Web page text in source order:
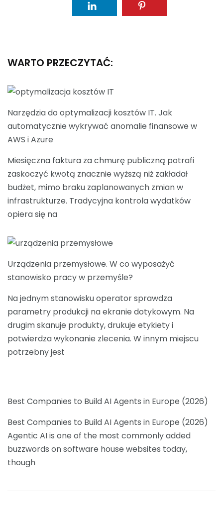
WARTO PRZECZYTAĆ:
Narzędzia do optymalizacji kosztów IT. Jak
automatycznie wykrywać anomalie finansowe w
AWS i Azure
Miesięczna faktura za chmurę publiczną potrafi
zaskoczyć kwotą znacznie wyższą niż zakładał
budżet, mimo braku zaplanowanych zmian w
infrastrukturze. Tradycyjna kontrola wydatków
opiera się na
Urządzenia przemysłowe. W co wyposażyć
stanowisko pracy w przemyśle?
Na jednym stanowisku operator sprawdza
parametry produkcji na ekranie dotykowym. Na
drugim skanuje produkty, drukuje etykiety i
potwierdza wykonanie zlecenia. W innym miejscu
potrzebny jest
Best Companies to Build AI Agents in Europe (2026)
Best Companies to Build AI Agents in Europe (2026)
Agentic AI is one of the most commonly added
buzzwords on software house websites today,
though